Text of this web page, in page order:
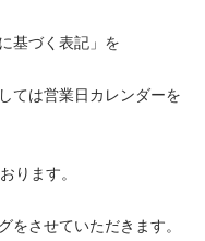
基づく表記」を
ては営業日カレンダーを
ります。
をさせていただきます。